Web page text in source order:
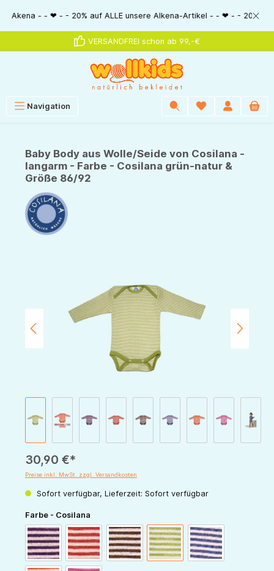
springen
- - ❤ - - 20% auf ALLE unsere Alkena-Artikel - - ❤ - - 20% NUR
VERSANDFREI schon ab 99,-€
Navigation
Baby Body aus Wolle/Seide von Cosilana -
langarm - Farbe - Cosilana grün-natur &
Größe 86/92
30,90 €*
Preise inkl. MwSt. zzgl. Versandkosten
Sofort verfügbar, Lieferzeit: Sofort verfügbar
Farbe - Cosilana
pflaume-naturrot-natur schoko-naturgrün-naturmarine-natur